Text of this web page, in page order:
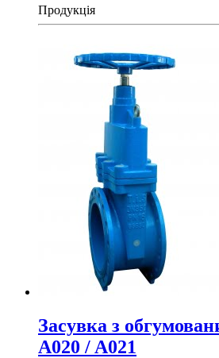
Продукцiя
Засувка з
A020 / A021